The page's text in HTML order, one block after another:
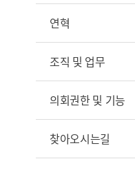
연혁
조직 및 업무
의회권한 및 기능
찾아오시는길